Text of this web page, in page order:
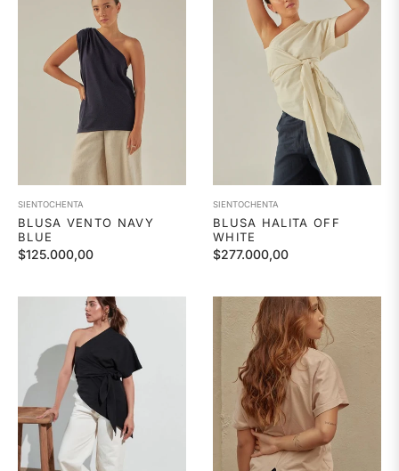
SIENTOCHENTA
BLUSA VENTO NAVY
BLUE
Precio
$125.000,00
SIENTOCHENTA
BLUSA HALITA OFF
WHITE
Precio
$277.000,00